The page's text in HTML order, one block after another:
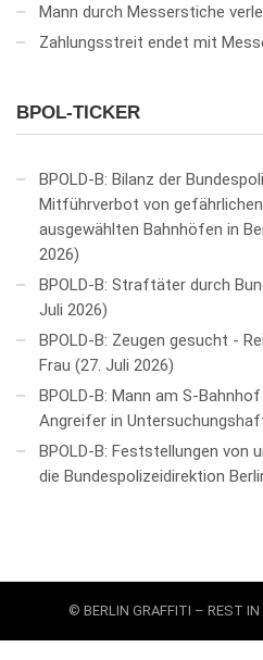
Mann durch Messerstiche
Zahlungsstreit endet mit
BPOL-TICKER
BPOLD-B: Bilanz der
Mitführverbot von
ausgewählten Bahnhöfen in
2026
BPOLD-B: Straftäter durch
Juli 2026
BPOLD-B: Zeugen gesucht -
Frau
27. Juli 2026
BPOLD-B: Mann am S-
Angreifer in
BPOLD-B: Feststellungen von
die Bundespolizeidirektion
© BERLIN GRAFFITI – REST IN